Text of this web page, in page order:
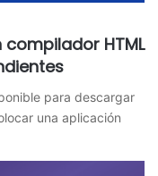
compilador HTML
para descargar
una aplicación